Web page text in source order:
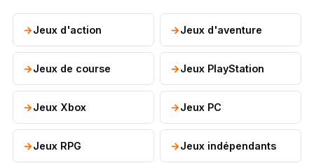
Jeux d'action Jeux d'aventure
Jeux de course Jeux PlayStation
Jeux Xbox Jeux PC
Jeux RPG Jeux indépendants